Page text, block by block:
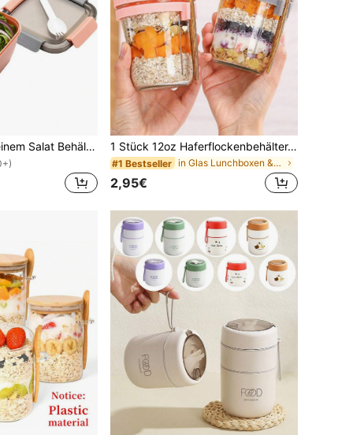
1 Stück Alles-in-einem Salat Behälter - Große Salatschüssel, Bento Box Tablett, auslaufsicherer Dressing Behälter, versiegelter Deckel, Erwachsenen Gesunde Mittagsgabel; spülmaschinen-/mikrowellengeeignet, Küche, Weihnachtsgeschenk 1 Stück 12oz Haferflockenbehälter, tragbarer Joghurt-Frühstücksbecher, Overnight-Oats-Becher mit Löffel und Deckel, abgestufter Gemüse- und Obstsalat-Aufbewahrungsbehälter, Küchenzubehör, Weihnachtsgeschenk, Schulanfangsgeschenk, Studienessentials
#1 Bestseller in Glas Lunchboxen & isolierte Lunchboxen, isolier
2,95€